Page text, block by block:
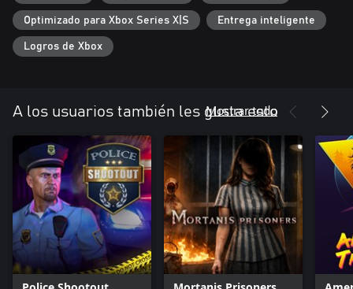
Optimizado para Xbox Series X|S Entrega inteligente
Logros de Xbox
A los usuarios también les gusta esto
Mostrar todo